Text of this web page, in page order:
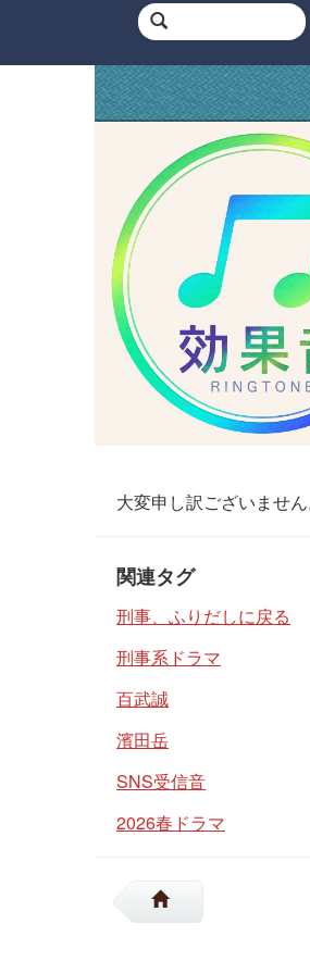
大変申し訳ございませ
関連タグ
刑事、ふりだしに戻る
刑事系ドラマ
百武誠
濱田岳
SNS受信音
2026春ドラマ